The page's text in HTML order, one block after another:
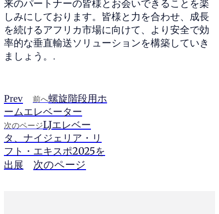
来のパートナーの皆様とお会いできることを楽
しみにしております。皆様と力を合わせ、成長
を続けるアフリカ市場に向けて、より安全で効
率的な垂直輸送ソリューションを構築していき
ましょう。.
Prev 前へ螺旋階段用ホ
ームエレベーター
次のページLJエレベー
タ、ナイジェリア・リ
フト・エキスポ2025を
出展
次のページ